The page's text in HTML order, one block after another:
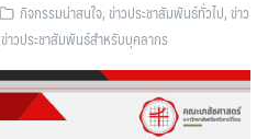
กิจกรรมน่าสนใจ,ข่าวประชาสัมพันธ์ทั่วไป,ข่าว
ข่าวประชาสัมพันธ์สำหรับบุคลากร